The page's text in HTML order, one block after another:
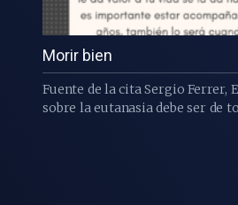
Morir bien
Fuente de la cita Sergio Ferrer,
sobre la eutanasia debe ser de